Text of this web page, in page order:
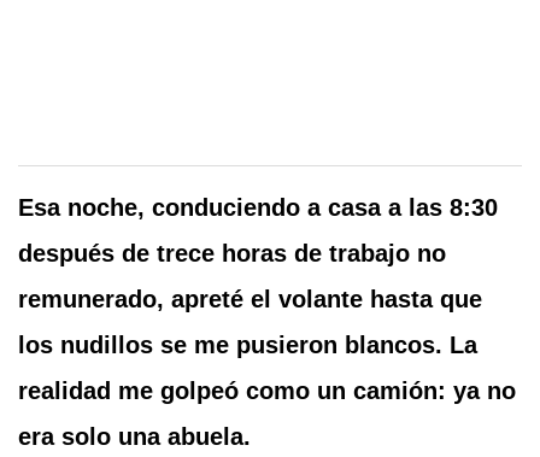
Esa noche, conduciendo a casa a las 8:30
después de trece horas de trabajo no
remunerado, apreté el volante hasta que
los nudillos se me pusieron blancos. La
realidad me golpeó como un camión: ya no
era solo una abuela.